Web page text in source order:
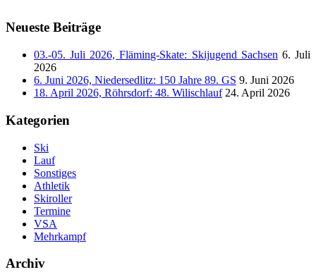
Neueste Beiträge
03.-05. Juli 2026, Fläming-Skate: Skijugend Sachsen 6. Juli
2026
6. Juni 2026, Niedersedlitz: 150 Jahre 89. GS 9. Juni 2026
18. April 2026, Röhrsdorf: 48. Wilischlauf 24. April 2026
Kategorien
Ski
Lauf
Sonstiges
Athletik
Skiroller
Termine
VSA
Mehrkampf
Archiv